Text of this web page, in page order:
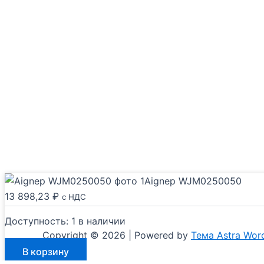
Copyright © 2026 | Powered by Тема Astra
Aignep WJM0250050
13 898,23 ₽ с НДС
Доступность: 1 в наличии
товараВ корзину